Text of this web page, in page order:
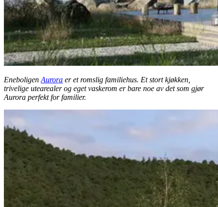
Eneboligen Aurora er et romslig familiehus. Et stort kjøkken,
trivelige utearealer og eget vaskerom er bare noe av det som gjør
Aurora perfekt for familier.